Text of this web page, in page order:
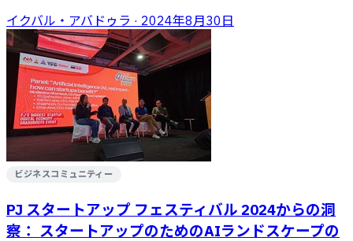
イクバル・アバドゥラ · 2024年8月30日
ビジネスコミュニティー
PJ スタートアップ フェスティバル 2024からの洞
察： スタートアップのためのAIランドスケープの